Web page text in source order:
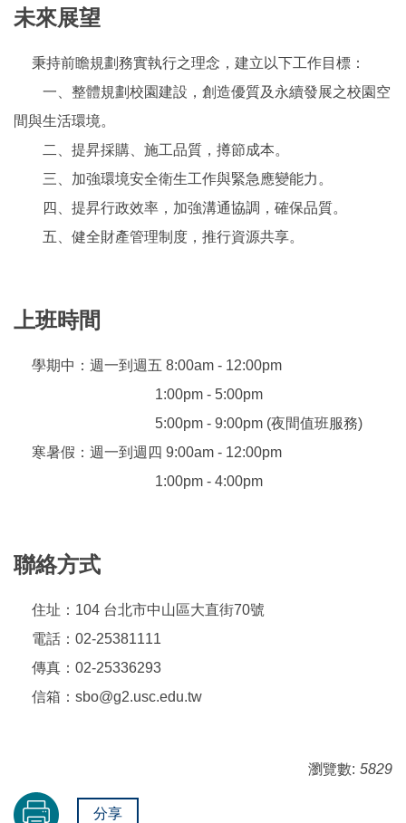
未來展望
秉持前瞻規劃務實執行之理念，建立以下工作目標：
一、整體規劃校園建設，創造優質及永續發展之校園空
間與生活環境。
二、提昇採購、施工品質，撙節成本。
三、加強環境安全衛生工作與緊急應變能力。
四、提昇行政效率，加強溝通協調，確保品質。
五、健全財產管理制度，推行資源共享。
上班時間
學期中：週一到週五 8:00am - 12:00pm
1:00pm - 5:00pm
5:00pm - 9:00pm (夜間值班服務)
寒暑假：週一到週四 9:00am - 12:00pm
1:00pm - 4:00pm
聯絡方式
住址：104 台北市中山區大直街70號
電話：02-25381111
傳真：02-25336293
信箱：sbo@g2.usc.edu.tw
瀏覽數: 5829
分享